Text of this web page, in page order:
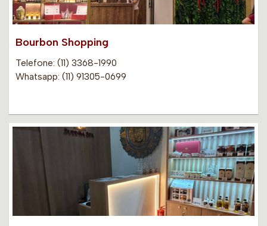
Bourbon Shopping
Telefone: (11) 3368-1990
Whatsapp: (11) 91305-0699